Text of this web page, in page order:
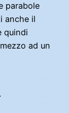
parabole
anche il
quindi
ad un